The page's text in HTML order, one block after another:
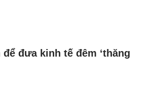
đưa kinh tế đêm ‘thăng